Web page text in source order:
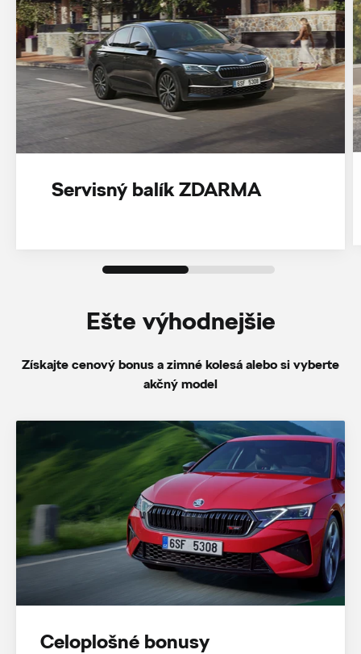
Servisný balík ZDARMA
Ešte výhodnejšie
Získajte cenový bonus a zimné kolesá alebo si vyberte
akčný model
Celoplošné bonusy